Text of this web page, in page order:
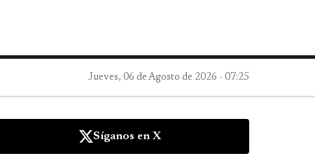
Jueves, 06 de Agosto de 2026 - 07:25
Síganos en X